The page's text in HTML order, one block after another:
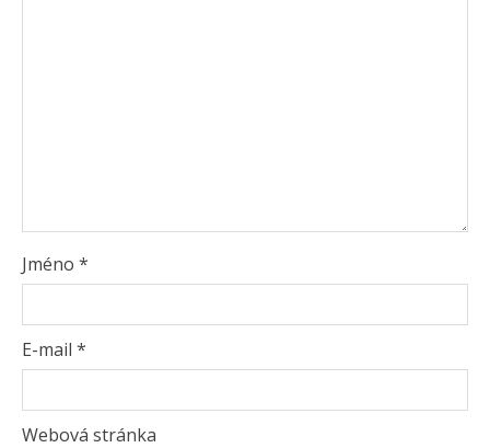
Jméno *
E-mail *
Webová stránka